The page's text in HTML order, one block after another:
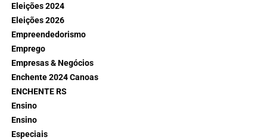
Eleições 2024
Eleições 2026
Empreendedorismo
Emprego
Empresas & Negócios
Enchente 2024 Canoas
ENCHENTE RS
Ensino
Ensino
Especiais